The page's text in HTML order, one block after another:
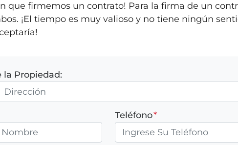
que firmemos un contrato! Para la firma de un
¡El tiempo es muy valioso y no tiene ningún
la Propiedad:
Teléfono*